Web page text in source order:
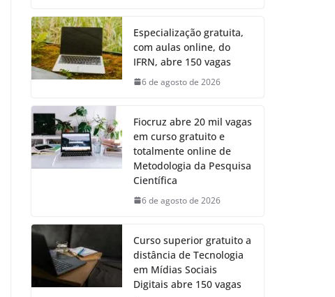
Especialização gratuita,
com aulas online, do
IFRN, abre 150 vagas
6 de agosto de 2026
Fiocruz abre 20 mil vagas
em curso gratuito e
totalmente online de
Metodologia da Pesquisa
Científica
6 de agosto de 2026
Curso superior gratuito a
distância de Tecnologia
em Mídias Sociais
Digitais abre 150 vagas